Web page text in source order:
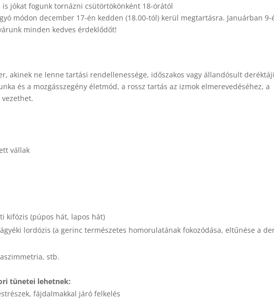
is jókat fogunk tornázni csütörtökönként 18-órától
módon december 17-én kedden (18.00-tól) kerül megtartásra. Januárban 9-
minden kedves érdeklődőt!
akinek ne lenne tartási rendellenessége, időszakos vagy állandósult
és a mozgásszegény életmód, a rossz tartás az izmok elmerevedéséhez, a
vállak
kifózis (púpos hát, lapos hát)
lordózis (a gerinc természetes homorulatának fokozódása, eltűnése a
stb.
tünetei lehetnek:
fájdalmakkal járó felkelés